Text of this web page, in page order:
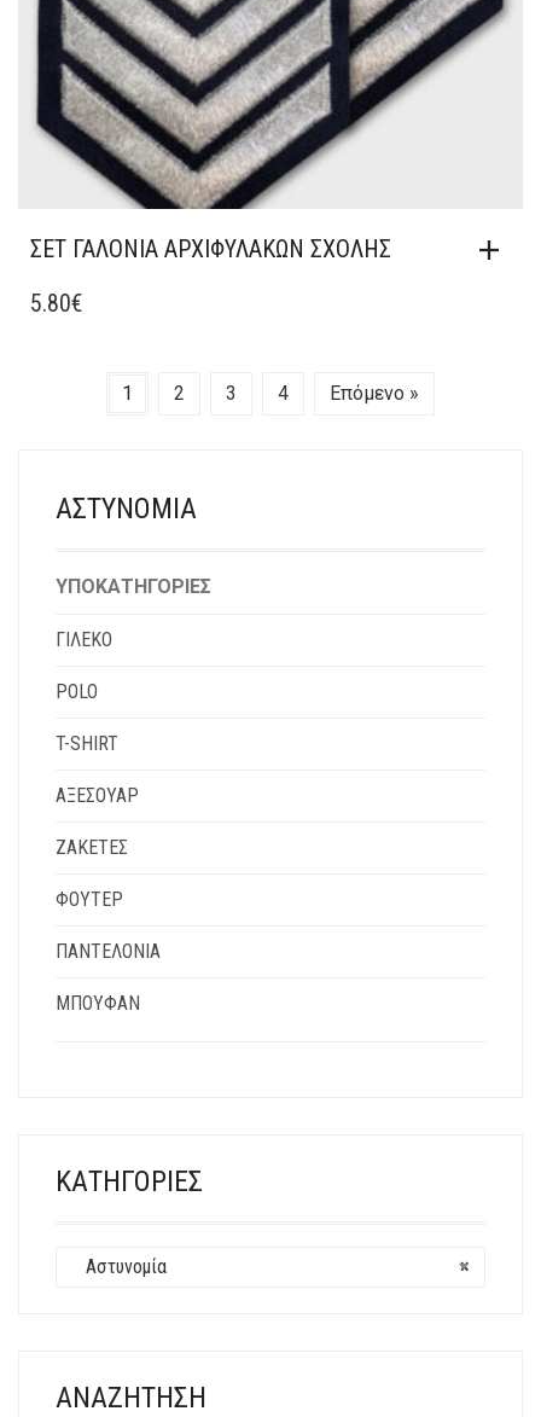
ΣΕΤ ΓΑΛΟΝΙΑ ΑΡΧΙΦΥΛΑΚΩΝ ΣΧΟΛΗΣ
5.80€
1 2 3 4 Επόμενο »
ΑΣΤΥΝΟΜΊΑ
ΥΠΟΚΑΤΗΓΟΡΊΕΣ
ΓΙΛΈΚΟ
POLO
T-SHIRT
ΑΞΕΣΟΥΆΡ
ΖΑΚΈΤΕΣ
ΦΟΎΤΕΡ
ΠΑΝΤΕΛΌΝΙΑ
ΜΠΟΥΦΆΝ
ΚΑΤΗΓΟΡΊΕΣ
×
Αστυνομία
ΑΝΑΖΉΤΗΣΗ